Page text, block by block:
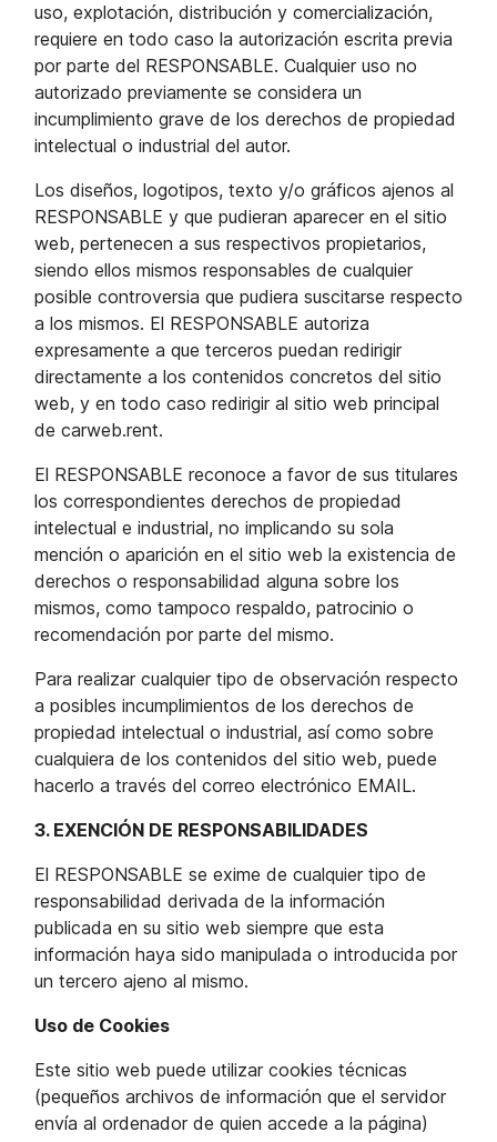
uso, explotación, distribución y comercialización,
requiere en todo caso la autorización escrita previa
por parte del RESPONSABLE. Cualquier uso no
autorizado previamente se considera un
incumplimiento grave de los derechos de propiedad
intelectual o industrial del autor.
Los diseños, logotipos, texto y/o gráficos ajenos al
RESPONSABLE y que pudieran aparecer en el sitio
web, pertenecen a sus respectivos propietarios,
siendo ellos mismos responsables de cualquier
posible controversia que pudiera suscitarse respecto
a los mismos. El RESPONSABLE autoriza
expresamente a que terceros puedan redirigir
directamente a los contenidos concretos del sitio
web, y en todo caso redirigir al sitio web principal
de carweb.rent.
El RESPONSABLE reconoce a favor de sus titulares
los correspondientes derechos de propiedad
intelectual e industrial, no implicando su sola
mención o aparición en el sitio web la existencia de
derechos o responsabilidad alguna sobre los
mismos, como tampoco respaldo, patrocinio o
recomendación por parte del mismo.
Para realizar cualquier tipo de observación respecto
a posibles incumplimientos de los derechos de
propiedad intelectual o industrial, así como sobre
cualquiera de los contenidos del sitio web, puede
hacerlo a través del correo electrónico EMAIL.
3. EXENCIÓN DE RESPONSABILIDADES
El RESPONSABLE se exime de cualquier tipo de
responsabilidad derivada de la información
publicada en su sitio web siempre que esta
información haya sido manipulada o introducida por
un tercero ajeno al mismo.
Uso de Cookies
Este sitio web puede utilizar cookies técnicas
(pequeños archivos de información que el servidor
envía al ordenador de quien accede a la página)